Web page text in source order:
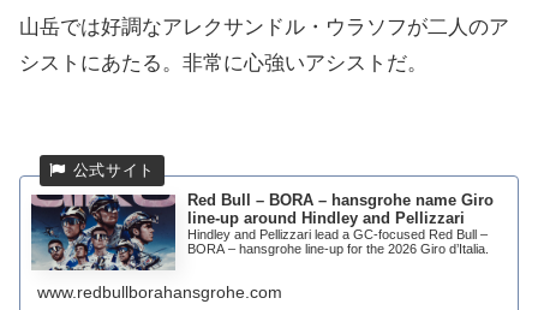
山岳では好調なアレクサンドル・ウラソフが二人のア
シストにあたる。非常に心強いアシストだ。
Red Bull – BORA – hansgrohe name Giro
line-up around Hindley and Pellizzari
Hindley and Pellizzari lead a GC-focused Red Bull –
BORA – hansgrohe line-up for the 2026 Giro d’Italia.
www.redbullborahansgrohe.com